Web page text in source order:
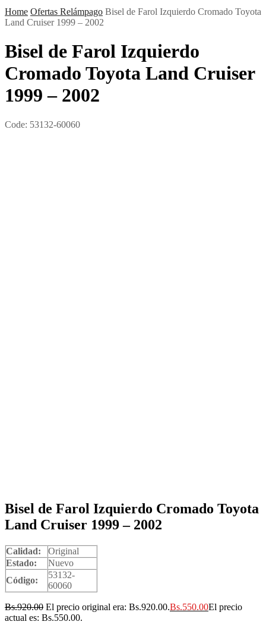
Home Ofertas Relámpago Bisel de Farol Izquierdo Cromado Toyota
Land Cruiser 1999 – 2002
Bisel de Farol Izquierdo
Cromado Toyota Land Cruiser
1999 – 2002
Code: 53132-60060
Bisel de Farol Izquierdo Cromado Toyota
Land Cruiser 1999 – 2002
Calidad:
Original
Estado:
Nuevo
Código:
53132-
60060
Bs.920.00 El precio original era: Bs.920.00.Bs.550.00El precio
actual es: Bs.550.00.